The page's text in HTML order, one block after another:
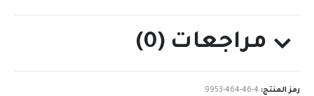
مراجعات (0)
رمز المنتج: 9953-464-46-4